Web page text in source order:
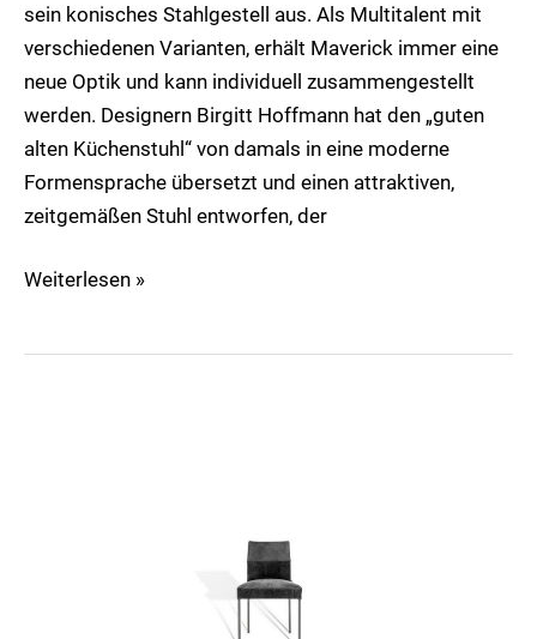
sein konisches Stahlgestell aus. Als Multitalent mit
verschiedenen Varianten, erhält Maverick immer eine
neue Optik und kann individuell zusammengestellt
werden. Designern Birgitt Hoffmann hat den „guten
alten Küchenstuhl“ von damals in eine moderne
Formensprache übersetzt und einen attraktiven,
zeitgemäßen Stuhl entworfen, der
Weiterlesen »